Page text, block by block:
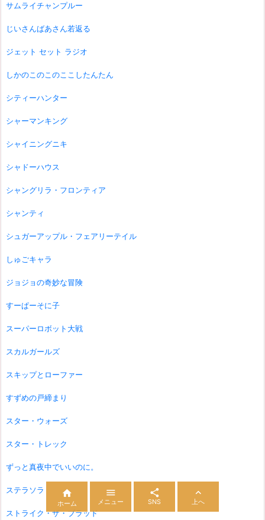
サムライチャンプルー
じいさんばあさん若返る
ジェット セット ラジオ
しかのこのこのここしたんたん
シティーハンター
シャーマンキング
シャイニングニキ
シャドーハウス
シャングリラ・フロンティア
シャンティ
シュガーアップル・フェアリーテイル
しゅごキャラ
ジョジョの奇妙な冒険
すーぱーそに子
スーパーロボット大戦
スカルガールズ
スキップとローファー
すずめの戸締まり
スター・ウォーズ
スター・トレック
ずっと真夜中でいいのに。
ステラソラ
ストライク・ザ・ブラッド

ホーム

メニュー

SNS

上へ